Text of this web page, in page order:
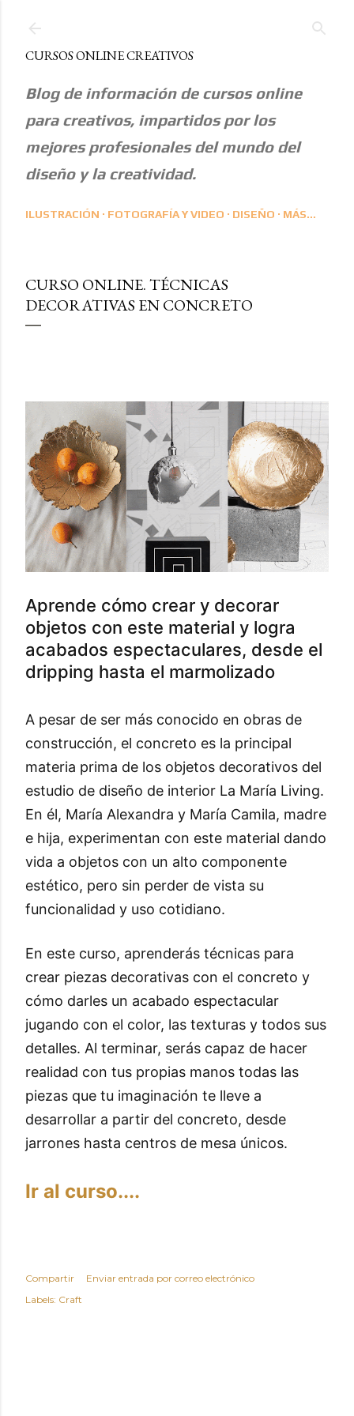
CURSOS ONLINE CREATIVOS
Blog de información de cursos online
para creativos, impartidos por los
mejores profesionales del mundo del
diseño y la creatividad.
ILUSTRACIÓN FOTOGRAFÍA Y VIDEO DISEÑO MÁS…
CURSO ONLINE. TÉCNICAS
DECORATIVAS EN CONCRETO
Aprende cómo crear y decorar
objetos con este material y logra
acabados espectaculares, desde el
dripping hasta el marmolizado
A pesar de ser más conocido en obras de
construcción, el concreto es la principal
materia prima de los objetos decorativos del
estudio de diseño de interior La María Living.
En él, María Alexandra y María Camila, madre
e hija, experimentan con este material dando
vida a objetos con un alto componente
estético, pero sin perder de vista su
funcionalidad y uso cotidiano.
En este curso, aprenderás técnicas para
crear piezas decorativas con el concreto y
cómo darles un acabado espectacular
jugando con el color, las texturas y todos sus
detalles. Al terminar, serás capaz de hacer
realidad con tus propias manos todas las
piezas que tu imaginación te lleve a
desarrollar a partir del concreto, desde
jarrones hasta centros de mesa únicos.
Ir al curso....
Compartir
Enviar entrada por correo electrónico
Labels: Craft